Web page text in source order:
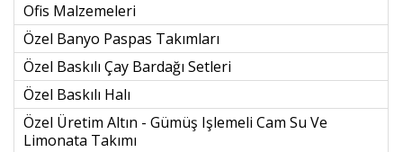
Ofis Malzemeleri
Özel Banyo Paspas Takımları
Özel Baskılı Çay Bardağı Setleri
Özel Baskılı Halı
Özel Üretim Altın - Gümüş Işlemeli Cam Su Ve
Limonata Takımı